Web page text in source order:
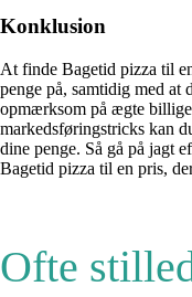
Konklusion
At finde Bagetid pizza til
penge på, samtidig med at
opmærksom på ægte
markedsføringstricks kan
dine penge. Så gå på jagt
Bagetid pizza til en pris,
Ofte